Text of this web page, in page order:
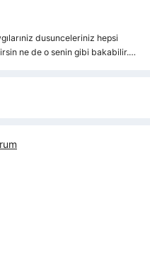
dusunceleriniz hepsi
ne de o senin gibi bakabilir.…